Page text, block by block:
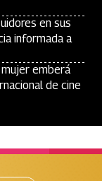
en sus
informada a
emberá
de cine